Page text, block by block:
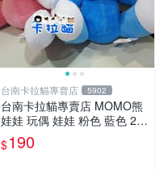
台南卡拉貓專賣店 5902
台南卡拉貓專賣店 MOMO熊
娃娃 玩偶 娃娃 粉色 藍色 2色
分售
$190